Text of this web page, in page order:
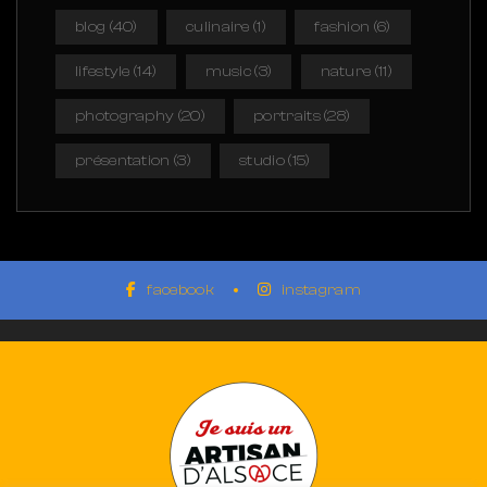
blog (40) culinaire (1) fashion (6)
lifestyle (14) music(3) nature (11)
photography (20) portraits(28)
présentation (3) studio(15)
facebook instagram